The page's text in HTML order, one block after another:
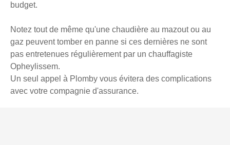
budget.
Notez tout de même qu'une chaudière au mazout ou au
gaz peuvent tomber en panne si ces dernières ne sont
pas entretenues régulièrement par un chauffagiste
Opheylissem.
Un seul appel à Plomby vous évitera des complications
avec votre compagnie d'assurance.